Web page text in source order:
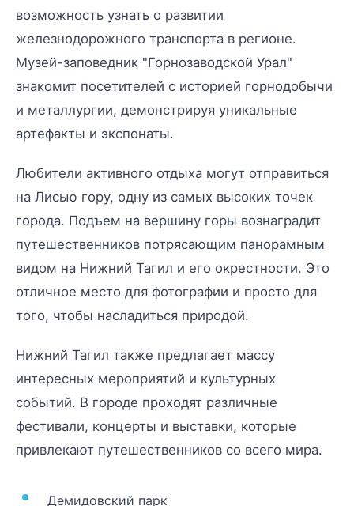
возможность узнать о развитии
железнодорожного транспорта в регионе.
Музей-заповедник "Горнозаводской Урал"
знакомит посетителей с историей горнодобычи
и металлургии, демонстрируя уникальные
артефакты и экспонаты.
Любители активного отдыха могут отправиться
на Лисью гору, одну из самых высоких точек
города. Подъем на вершину горы вознаградит
путешественников потрясающим панорамным
видом на Нижний Тагил и его окрестности. Это
отличное место для фотографии и просто для
того, чтобы насладиться природой.
Нижний Тагил также предлагает массу
интересных мероприятий и культурных
событий. В городе проходят различные
фестивали, концерты и выставки, которые
привлекают путешественников со всего мира.
Демидовский парк